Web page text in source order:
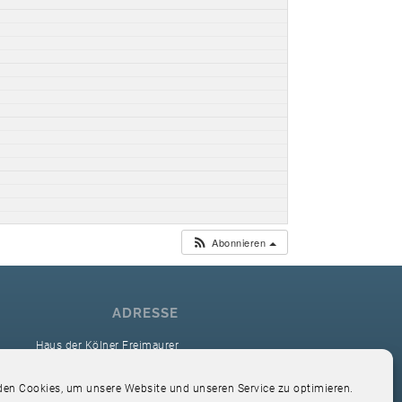
Cookies, um unsere Website und unseren Service zu optimieren.
Abonnieren
ADRESSE
Haus der Kölner Freimaurer
Hardefuststr. 9